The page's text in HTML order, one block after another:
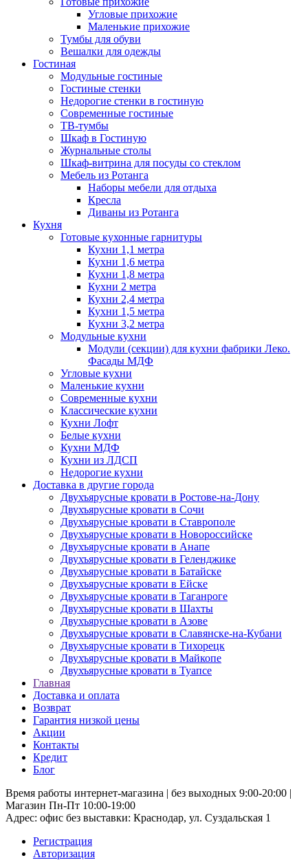
Угловые прихожие
Маленькие прихожие
Тумбы для обуви
Вешалки для одежды
Гостиная
Модульные гостиные
Гостиные стенки
Недорогие стенки в гостиную
Современные гостиные
ТВ-тумбы
Шкаф в Гостиную
Журнальные столы
Шкаф-витрина для посуды со стеклом
Мебель из Ротанга
Наборы мебели для отдыха
Кресла
Диваны из Ротанга
Кухня
Готовые кухонные гарнитуры
Кухни 1,1 метра
Кухни 1,6 метра
Кухни 1,8 метра
Кухни 2 метра
Кухни 2,4 метра
Кухни 1,5 метра
Кухни 3,2 метра
Модульные кухни
Модули (секции) для кухни фабрики Леко.
Фасады МДФ
Угловые кухни
Маленькие кухни
Современные кухни
Классические кухни
Кухни Лофт
Белые кухни
Кухни МДФ
Кухни из ЛДСП
Недорогие кухни
Доставка в другие города
Двухъярусные кровати в Ростове-на-Дону
Двухъярусные кровати в Сочи
Двухъярусные кровати в Ставрополе
Двухъярусные кровати в Новороссийске
Двухъярусные кровати в Анапе
Двухъярусные кровати в Геленджике
Двухъярусные кровати в Батайске
Двухъярусные кровати в Ейске
Двухъярусные кровати в Таганроге
Двухъярусные кровати в Шахты
Двухъярусные кровати в Азове
Двухъярусные кровати в Славянске-на-Кубани
Двухъярусные кровати в Тихорецк
Двухъярусные кровати в Майкопе
Двухъярусные кровати в Туапсе
Главная
Доставка и оплата
Возврат
Гарантия низкой цены
Акции
Контакты
Кредит
Блог
Время работы интернет-магазина | без выходных 9:00-20:00 |
Магазин Пн-Пт 10:00-19:00
Адрес: офис без выставки: Краснодар, ул. Суздальская 1
Регистрация
Авторизация